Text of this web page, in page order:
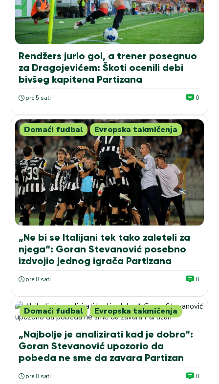
Rendžers jurio gol, a trener posegnuo
za Dragojevićem: Škoti ocenili debi
bivšeg kapitena Partizana
pre 5 sati 0
Domaći fudbal Evropska takmičenja
„Ne bi se Italijani tek tako zaleteli za
njega“: Goran Stevanović posebno
izdvojio jednog igrača Partizana
pre 8 sati 0
Domaći fudbal Evropska takmičenja
„Najbolje je analizirati kad je dobro“:
Goran Stevanović upozorio da
pobeda ne sme da zavara Partizan
pre 8 sati 0